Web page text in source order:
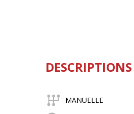
DESCRIPTIONS
MANUELLE